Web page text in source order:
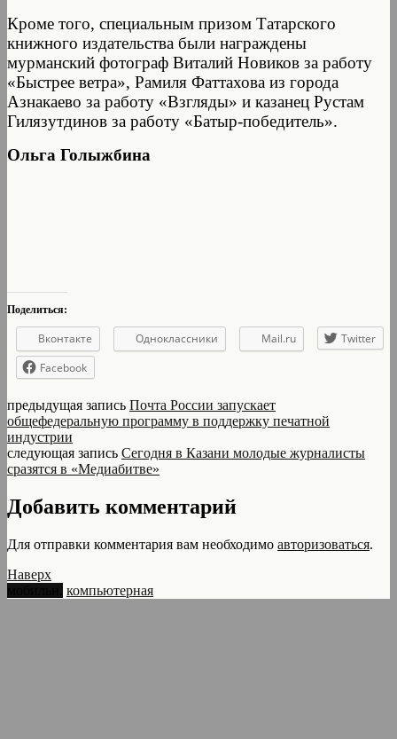
Кроме того, специальным призом Татарского
книжного издательства были награждены
мурманский фотограф Виталий Новиков за работу
«Быстрее ветра», Рамиля Фаттахова из города
Азнакаево за работу «Взгляды» и казанец Рустам
Гилязутдинов за работу «Батыр-победитель».
Ольга Голыжбина
Поделиться:
Вконтакте Одноклассники Mail.ru
Twitter
Facebook
предыдущая запись Почта России запускает
общефедеральную программу в поддержку печатной
индустрии
следующая запись Сегодня в Казани молодые журналисты
сразятся в «Медиабитве»
Добавить комментарий
Для отправки комментария вам необходимо авторизоваться.
Наверх
компьютерная